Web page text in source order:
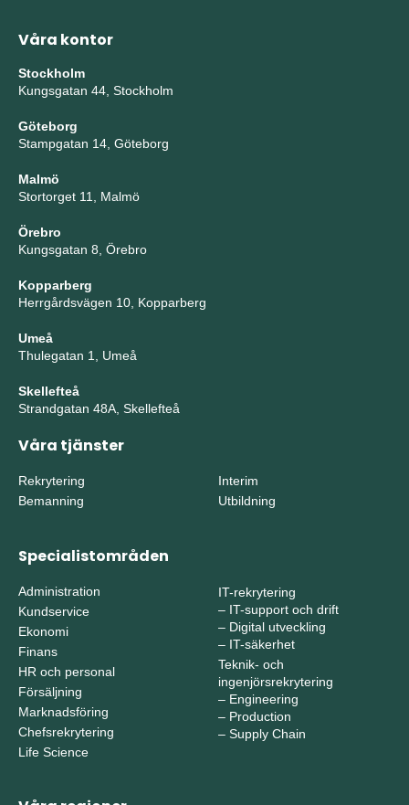
Våra kontor
Stockholm
Kungsgatan 44, Stockholm
Göteborg
Stampgatan 14, Göteborg
Malmö
Stortorget 11, Malmö
Örebro
Kungsgatan 8, Örebro
Kopparberg
Herrgårdsvägen 10, Kopparberg
Umeå
Thulegatan 1, Umeå
Skellefteå
Strandgatan 48A, Skellefteå
Våra tjänster
Rekrytering
Bemanning
Interim
Utbildning
Specialistområden
Administration
Kundservice
Ekonomi
Finans
HR och personal
Försäljning
Marknadsföring
Chefsrekrytering
Life Science
IT-rekrytering
– IT-support och drift
– Digital utveckling
– IT-säkerhet
Teknik- och
ingenjörsrekrytering
– Engineering
– Production
– Supply Chain